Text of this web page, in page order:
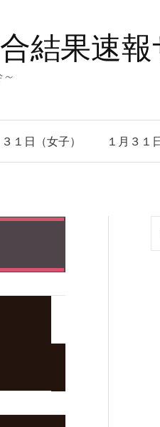
結果速報
１日（女子） １月３１